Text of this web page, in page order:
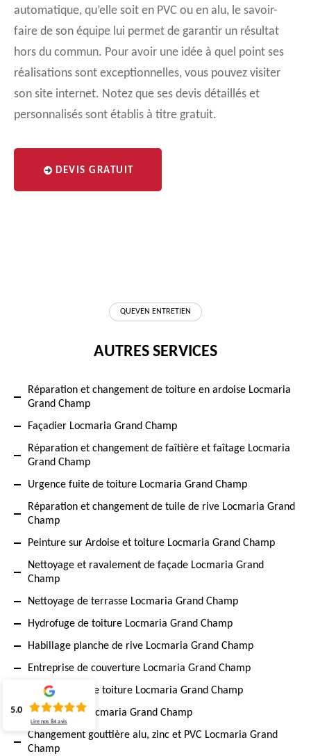
automatique, qu’elle soit en PVC ou en alu, le savoir-
faire de son équipe lui permet de garantir un résultat
hors du commun. Pour avoir une idée à quel point ses
réalisations sont exceptionnelles, vous pouvez visiter
son site internet. Notez que ses devis détaillés et
personnalisés sont établis à titre gratuit.
DEVIS GRATUIT
QUEVEN ENTRETIEN
AUTRES SERVICES
Réparation et changement de toiture en ardoise Locmaria
Grand Champ
Façadier Locmaria Grand Champ
Réparation et changement de faîtière et faîtage Locmaria
Grand Champ
Urgence fuite de toiture Locmaria Grand Champ
Réparation et changement de tuile de rive Locmaria Grand
Champ
Peinture sur Ardoise et toiture Locmaria Grand Champ
Nettoyage et ravalement de façade Locmaria Grand
Champ
Nettoyage de terrasse Locmaria Grand Champ
Hydrofuge de toiture Locmaria Grand Champ
Habillage planche de rive Locmaria Grand Champ
Entreprise de couverture Locmaria Grand Champ
Démoussage de toiture Locmaria Grand Champ
Charpentier Locmaria Grand Champ
Changement gouttière alu, zinc et PVC Locmaria Grand
Champ
5.0
Lire nos84 avis